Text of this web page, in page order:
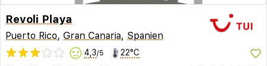
Revoli Playa
Puerto Rico, Gran Canaria, Spanien
4,3/5 22°C